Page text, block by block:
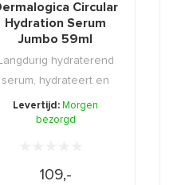
Circular
Hydration Serum
Jumbo 59ml
Langdurig hydraterend
serum, hydrateert en
voedt de huid van ...
Levertijd: Morgen
bezorgd
109,-